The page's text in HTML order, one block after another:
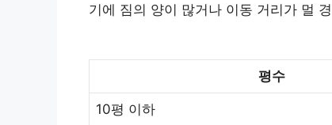
기에 짐의 양이 많거나 이동 거리가 멀
평수
10평 이하